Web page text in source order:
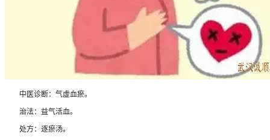
中医诊断：气虚血瘀。
治法：益气活血。
处方：逐瘀汤。